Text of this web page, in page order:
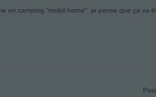
en camping "mobil-home". je pense que ça va